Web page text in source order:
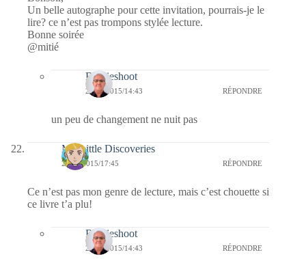
Un belle autographe pour cette invitation, pourrais-je le
lire? ce n’est pas trompons stylée lecture.
Bonne soirée
@mitié
Bernieshoot
22/01/2015/14:43 RÉPONDRE
un peu de changement ne nuit pas
My Little Discoveries
21/01/2015/17:45 RÉPONDRE
Ce n’est pas mon genre de lecture, mais c’est chouette si
ce livre t’a plu!
Bernieshoot
22/01/2015/14:43 RÉPONDRE